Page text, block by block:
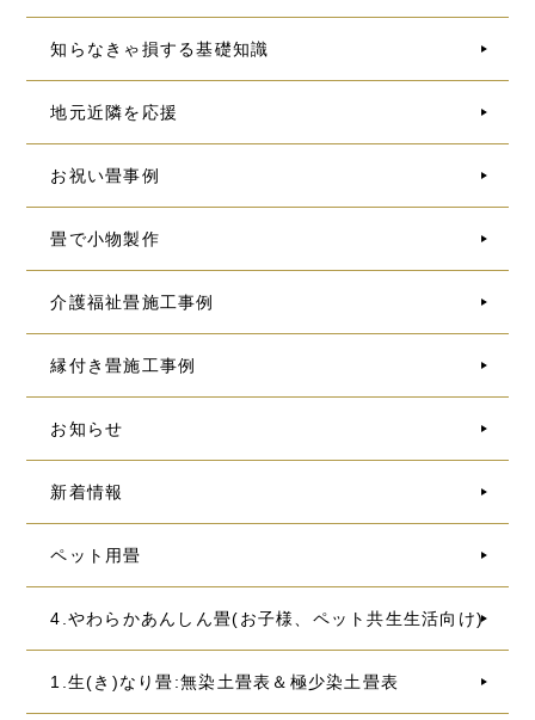
知らなきゃ損する基礎知識
地元近隣を応援
お祝い畳事例
畳で小物製作
介護福祉畳施工事例
縁付き畳施工事例
お知らせ
新着情報
ペット用畳
4.やわらかあんしん畳(お子様、ペット共生生活向け)
1.生(き)なり畳:無染土畳表＆極少染土畳表